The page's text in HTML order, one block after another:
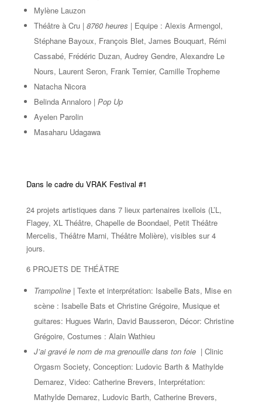
Mylène Lauzon
Théâtre à Cru | 8760 heures | Equipe : Alexis Armengol,
Stéphane Bayoux, François Blet, James Bouquart, Rémi
Cassabé, Frédéric Duzan, Audrey Gendre, Alexandre Le
Nours, Laurent Seron, Frank Ternier, Camille Tropheme
Natacha Nicora
Belinda Annaloro | Pop Up
Ayelen Parolin
Masaharu Udagawa
Dans le cadre du VRAK Festival #1
24 projets artistiques dans 7 lieux partenaires ixellois (L’L,
Flagey, XL Théâtre, Chapelle de Boondael, Petit Théâtre
Mercelis, Théâtre Marni, Théâtre Molière), visibles sur 4
jours.
6 PROJETS DE THÉÂTRE
Trampoline| Texte et interprétation: Isabelle Bats, Mise en
scène : Isabelle Bats et Christine Grégoire, Musique et
guitares: Hugues Warin, David Bausseron, Décor: Christine
Grégoire, Costumes : Alain Wathieu
J’ai gravé le nom de ma grenouille dans ton foie| Clinic
Orgasm Society, Conception: Ludovic Barth & Mathylde
Demarez, Video: Catherine Brevers, Interprétation:
Mathylde Demarez, Ludovic Barth, Catherine Brevers,